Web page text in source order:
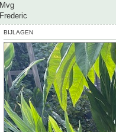
Mvg
Frederic
BIJLAGEN